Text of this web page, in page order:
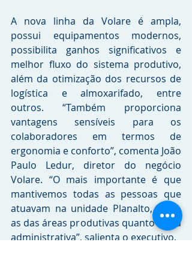
A nova linha da Volare é ampla,
possui equipamentos modernos,
possibilita ganhos significativos e
melhor fluxo do sistema produtivo,
além da otimização dos recursos de
logística e almoxarifado, entre
outros. “Também proporciona
vantagens sensíveis para os
colaboradores em termos de
ergonomia e conforto”, comenta João
Paulo Ledur, diretor do negócio
Volare. “O mais importante é que
mantivemos todas as pessoas que
atuavam na unidade Planalto, tanto
as das áreas produtivas quanto as da
administrativa”, salienta o executivo.